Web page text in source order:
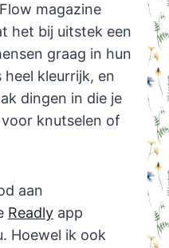
magazine
het bij uitstek een
graag in hun
kleurrijk, en
dingen in die je
knutselen of
aan
Readlyapp
Hoewel ik ook